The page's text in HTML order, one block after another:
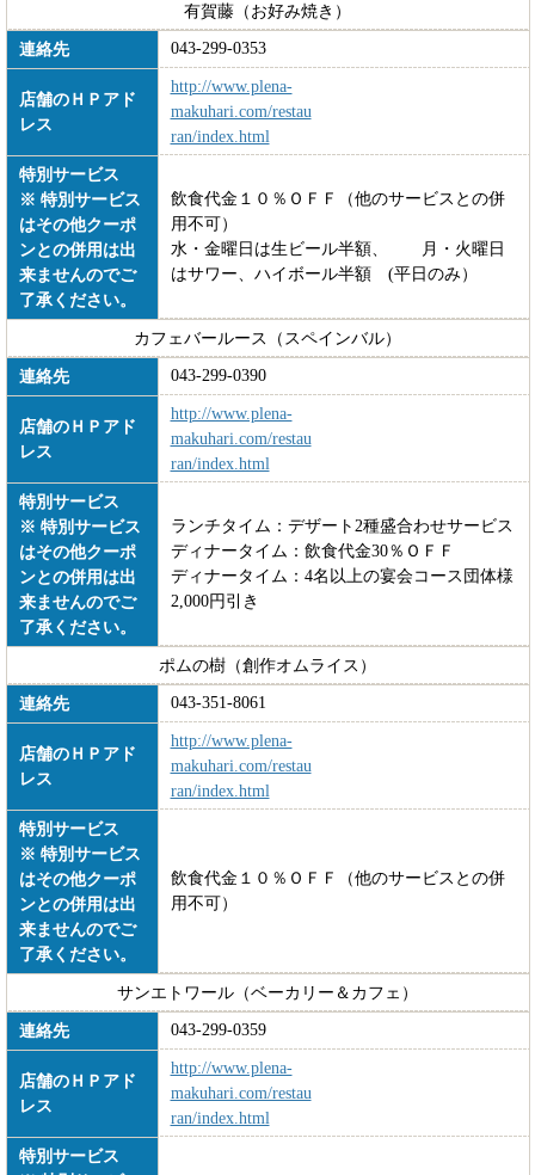
有賀藤（お好み焼き）
連絡先
043-299-0353
店舗のＨＰアド
レス
http://www.plena-
makuhari.com/restau
ran/index.html
特別サービス
※ 特別サービス
はその他クーポ
ンとの併用は出
来ませんのでご
了承ください。
飲食代金１０％ＯＦＦ（他のサービスとの併
用不可）
水・金曜日は生ビール半額、 月・火曜日
はサワー、ハイボール半額 (平日のみ）
カフェバールース（スペインバル）
連絡先
043-299-0390
店舗のＨＰアド
レス
http://www.plena-
makuhari.com/restau
ran/index.html
特別サービス
※ 特別サービス
はその他クーポ
ンとの併用は出
来ませんのでご
了承ください。
ランチタイム：デザート2種盛合わせサービス
ディナータイム：飲食代金30％ＯＦＦ
ディナータイム：4名以上の宴会コース団体様
2,000円引き
ポムの樹（創作オムライス）
連絡先
043-351-8061
店舗のＨＰアド
レス
http://www.plena-
makuhari.com/restau
ran/index.html
特別サービス
※ 特別サービス
はその他クーポ
ンとの併用は出
来ませんのでご
了承ください。
飲食代金１０％ＯＦＦ（他のサービスとの併
用不可）
サンエトワール（ベーカリー＆カフェ）
連絡先
043-299-0359
店舗のＨＰアド
レス
http://www.plena-
makuhari.com/restau
ran/index.html
特別サービス